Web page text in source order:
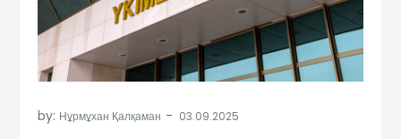
by: Нұрмұхан Қалқаман